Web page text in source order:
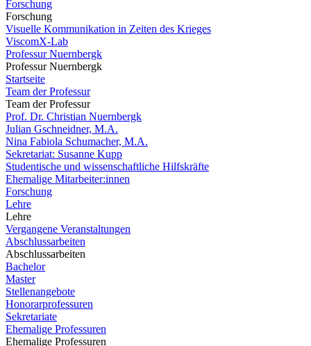
Forschung
Forschung
Visuelle Kommunikation in Zeiten des Krieges
ViscomX-Lab
Professur Nuernbergk
Professur Nuernbergk
Startseite
Team der Professur
Team der Professur
Prof. Dr. Christian Nuernbergk
Julian Gschneidner, M.A.
Nina Fabiola Schumacher, M.A.
Sekretariat: Susanne Kupp
Studentische und wissenschaftliche Hilfskräfte
Ehemalige Mitarbeiter:innen
Forschung
Lehre
Lehre
Vergangene Veranstaltungen
Abschlussarbeiten
Abschlussarbeiten
Bachelor
Master
Stellenangebote
Honorarprofessuren
Sekretariate
Ehemalige Professuren
Ehemalige Professuren